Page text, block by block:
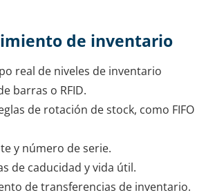
de inventario
real de niveles de inventario
barras o RFID.
de rotación de stock, como FIFO
y número de serie.
de caducidad y vida útil.
de transferencias de inventario.